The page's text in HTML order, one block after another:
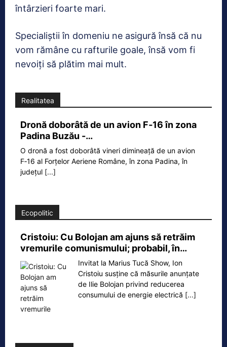
întârzieri foarte mari.
Specialiştii în domeniu ne asigură însă că nu
vom rămâne cu rafturile goale, însă vom fi
nevoiți să plătim mai mult.
Realitatea
Dronă doborâtă de un avion F‑16 în zona
Padina Buzău -…
O dronă a fost doborâtă vineri dimineață de un avion
F‑16 al Forțelor Aeriene Române, în zona Padina, în
județul [...]
Ecopolitic
Cristoiu: Cu Bolojan am ajuns să retrăim
vremurile comunismului; probabil, în…
Invitat la Marius Tucă Show, Ion
Cristoiu susține că măsurile anunțate
de Ilie Bolojan privind reducerea
consumului de energie electrică [...]